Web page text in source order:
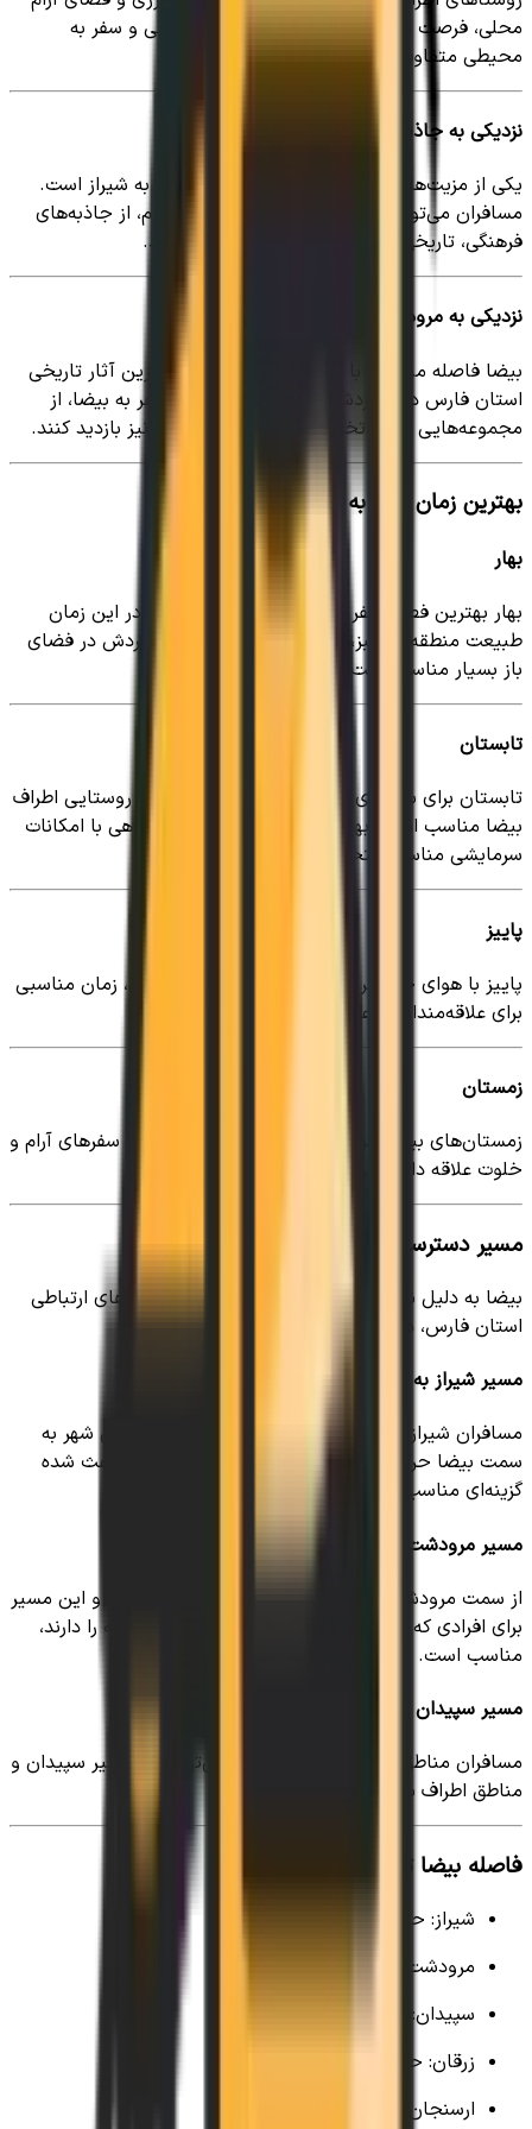
محلی، فرصت مناسبی برای تجربه زندگی روستایی و سفر به
محیطی متفاوت فراهم می‌کنند.
نزدیکی به جاذبه‌های شیراز
یکی از مزیت‌های سفر به بیضا، نزدیکی نسبی آن به شیراز است.
مسافران می‌توانند علاوه بر اقامت در محیطی آرام، از جاذبه‌های
فرهنگی، تاریخی و گردشگری شیراز نیز بازدید کنند.
نزدیکی به مرودشت و تخت جمشید
بیضا فاصله مناسبی با مرودشت و برخی از مهم‌ترین آثار تاریخی
استان فارس دارد. گردشگران می‌توانند در کنار سفر به بیضا، از
مجموعه‌هایی مانند تخت جمشید و نقش رستم نیز بازدید کنند.
بهترین زمان سفر به بیضا
بهار
بهار بهترین فصل سفر به بیضا محسوب می‌شود. در این زمان
طبیعت منطقه سرسبز، هوا مطبوع و شرایط برای گردش در فضای
باز بسیار مناسب است.
تابستان
تابستان برای سفرهای خانوادگی و بازدید از مناطق روستایی اطراف
بیضا مناسب است. بهتر است در این فصل اقامتگاهی با امکانات
سرمایشی مناسب انتخاب شود.
پاییز
پاییز با هوای خنک‌تر و چشم‌اندازهای زیبای طبیعی، زمان مناسبی
برای علاقه‌مندان به عکاسی و طبیعت‌گردی است.
زمستان
زمستان‌های بیضا سردتر است، اما برای افرادی که به سفرهای آرام و
خلوت علاقه دارند، می‌تواند تجربه‌ای متفاوت باشد.
مسیر دسترسی به بیضا
بیضا به دلیل نزدیکی به شیراز و قرار گرفتن در مسیرهای ارتباطی
استان فارس، دسترسی مناسبی دارد.
مسیر شیراز به بیضا
مسافران شیراز می‌توانند از طریق مسیرهای شمال غربی شهر به
سمت بیضا حرکت کنند. نزدیکی این منطقه به شیراز باعث شده
گزینه‌ای مناسب برای اقامت اطراف شیراز باشد.
مسیر مرودشت به بیضا
از سمت مرودشت نیز می‌توان به بیضا دسترسی داشت و این مسیر
برای افرادی که قصد بازدید از جاذبه‌های تاریخی منطقه را دارند،
مناسب است.
مسیر سپیدان به بیضا
مسافران مناطق شمال غربی فارس نیز می‌توانند از مسیر سپیدان و
مناطق اطراف به بیضا سفر کنند.
فاصله بیضا تا شهرهای مهم
شیراز: حدود ۶۰ کیلومتر
مرودشت: حدود ۵۰ کیلومتر
سپیدان: حدود ۷۰ کیلومتر
زرقان: حدود ۵۰ کیلومتر
ارسنجان: حدود ۱۲۰ کیلومتر